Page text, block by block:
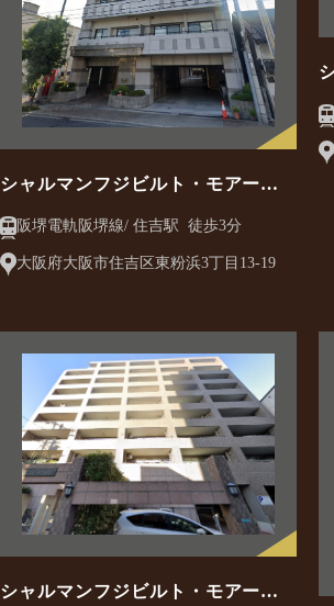
シャルマンフジビルト・モアー住
阪堺電軌阪堺線/ 住吉駅 徒歩3分
大阪府大阪市住吉区東粉浜3丁目13-19
シャルマンフジビルト・モアー住